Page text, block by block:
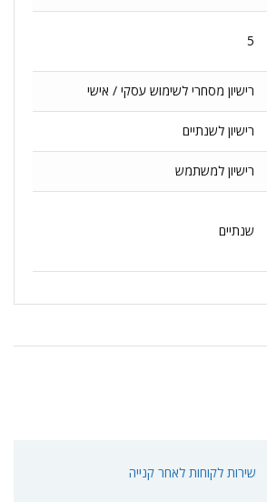
5
רישיון מסחרי לשימוש עסקי / אישי
רישיון לשנתיים
רישיון למשתמש
שנתיים
שירות לקוחות לאחר קנייה